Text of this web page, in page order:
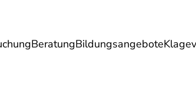
BeratungBildungsangebote
Energie Reise